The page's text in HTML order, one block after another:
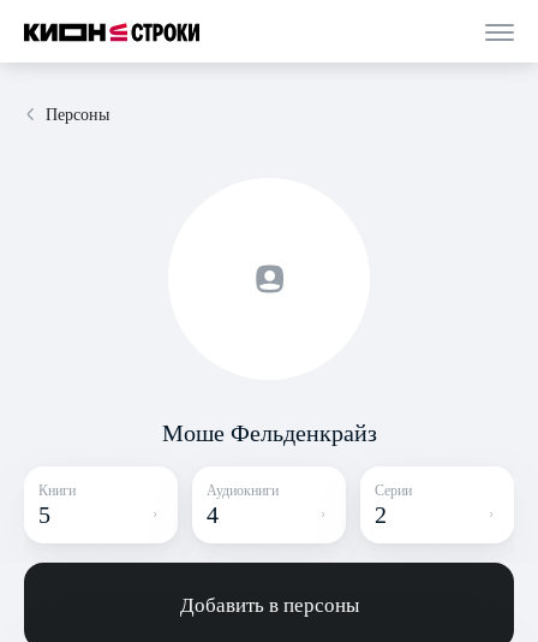
Персоны
Моше Фельденкрайз
Книги
5
Аудиокниги
4
Серии
2
Добавить в персоны